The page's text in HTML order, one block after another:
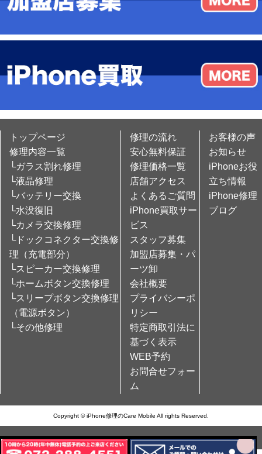
トップページ
修理内容一覧
└ガラス割れ修理
└液晶修理
└バッテリー交換
└水没復旧
└カメラ交換修理
└ドックコネクター交換修
理（充電部分）
└スピーカー交換修理
└ホームボタン交換修理
└スリープボタン交換修理
（電源ボタン）
└その他修理
修理の流れ
安心無料保証
修理価格一覧
店舗アクセス
よくあるご質問
iPhone買取サー
ビス
スタッフ募集
加盟店募集・パ
ーツ卸
会社概要
プライバシーポ
リシー
特定商取引法に
基づく表示
WEB予約
お問合せフォー
ム
お客様の声
お知らせ
iPhoneお役
立ち情報
iPhone修理
ブログ
Copyright © iPhone修理のCare Mobile All rights Reserved.